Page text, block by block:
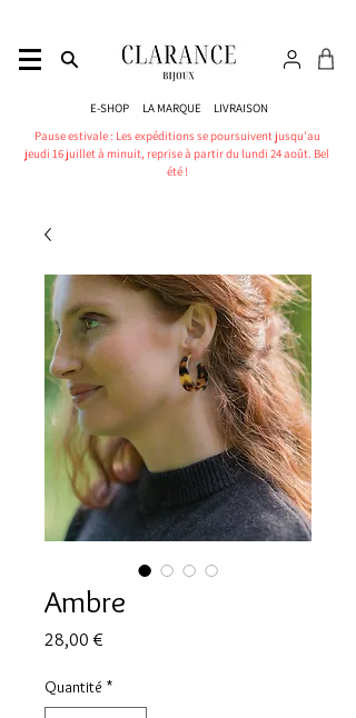
E-SHOP LA MARQUE
LIVRAISON
Pause estivale : Les expéditions se poursuivent jusqu'au
jeudi 16 juillet à minuit, reprise à partir du lundi 24 août. Bel
été !
Ambre
28,00 €
Quantité *